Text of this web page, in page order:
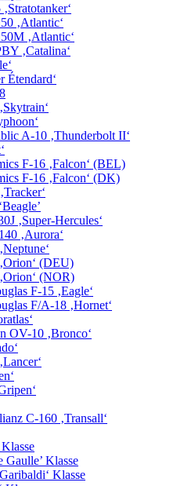
‚Atlantic‘
‚Atlantic‘
‚Catalina‘
Étendard‘
A-10 ‚Thunderbolt II‘
F-16 ‚Falcon‘ (BEL)
F-16 ‚Falcon‘ (DK)
‚Super-Hercules‘
‚Aurora‘
(DEU)
(NOR)
F-15 ‚Eagle‘
F/A-18 ‚Hornet‘
OV-10 ‚Bronco‘
C-160 ‚Transall‘
Gaulle’ Klasse
Klasse